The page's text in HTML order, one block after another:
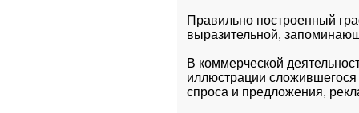
Правильно построенный
выразительной,
В коммерческой
иллюстрации
спроса и предложения,